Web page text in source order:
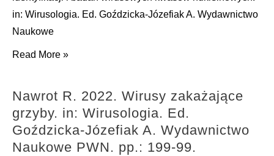
Naukowe
PWN.
pp.:
in: Wirusologia. Ed. Goździcka-Józefiak A. Wydawnictwo
Naukowe
Nawrot
techniki
Read More »
Nawrot R. 2022. Wirusy zakażające
grzyby. in: Wirusologia. Ed.
Goździcka-Józefiak A. Wydawnictwo
Naukowe PWN. pp.: 199-99.